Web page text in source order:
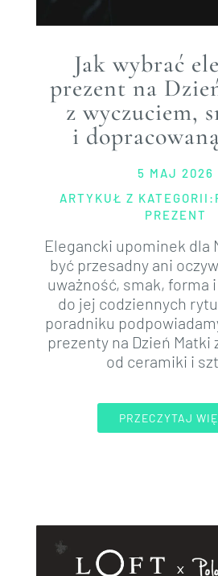
Jak wybrać
prezent na
z wyczuciem,
i
5 MAJ 2026
ARTYKUŁ Z KATEGORII:
PREZENT
Elegancki upominek dla
być przesadny ani
uważność, smak, forma
do jej codziennych
poradniku
prezenty na Dzień Matki
od ceramiki i
PRZECZYTAJ